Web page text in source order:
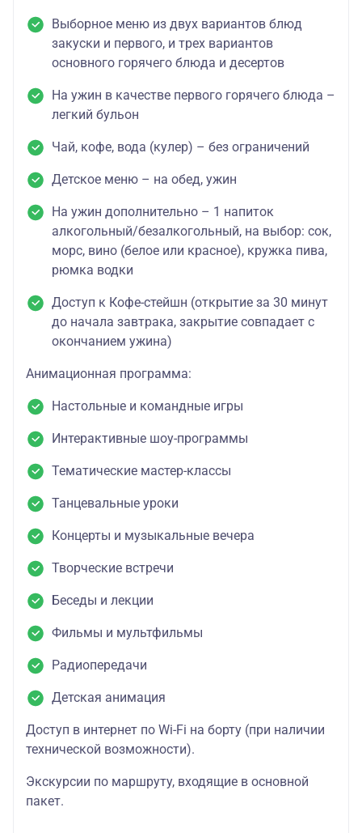
Выборное меню из двух вариантов блюд
закуски и первого, и трех вариантов
основного горячего блюда и десертов
На ужин в качестве первого горячего блюда –
легкий бульон
Чай, кофе, вода (кулер) – без ограничений
Детское меню – на обед, ужин
На ужин дополнительно – 1 напиток
алкогольный/безалкогольный, на выбор: сок,
морс, вино (белое или красное), кружка пива,
рюмка водки
Доступ к Кофе-стейшн (открытие за 30 минут
до начала завтрака, закрытие совпадает с
окончанием ужина)
Анимационная программа:
Настольные и командные игры
Интерактивные шоу-программы
Тематические мастер-классы
Танцевальные уроки
Концерты и музыкальные вечера
Творческие встречи
Беседы и лекции
Фильмы и мультфильмы
Радиопередачи
Детская анимация
Доступ в интернет по Wi-Fi на борту (при наличии
технической возможности).
Экскурсии по маршруту, входящие в основной
пакет.